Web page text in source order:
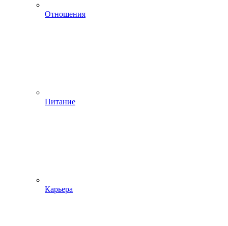
Отношения
Питание
Карьера